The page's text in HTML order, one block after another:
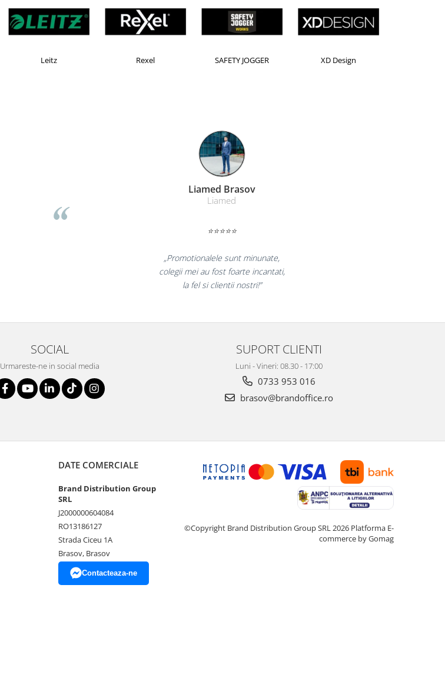
Horion Kensington
Farmacom Brasov
Farmacom
⭐⭐⭐⭐⭐
„Ne bucuram pentru reluarea colaborarii si
ne declaram multumiti pentru produsele plasate
si finalizate cu succes la timp."
SOCIAL
Urmareste-ne in social media
SUPORT CLIENTI
Luni - Vineri: 08.30 - 17:00
0733 953 016
brasov@brandoffice.ro
DATE COMERCIALE
Brand Distribution Group
SRL
J2000000604084
RO13186127
Strada Ciceu 1A
Brasov, Brasov
Contacteaza-ne
©Copyright Brand Distribution Group SRL 2026 Platforma E-
commerce by Gomag